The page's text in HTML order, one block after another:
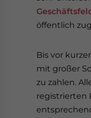
öffentlich
Bis vor
mit großer
zu zahlen.
registrierten